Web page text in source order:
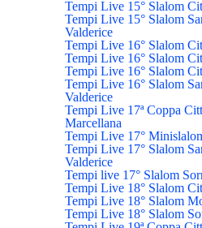
Tempi Live 15° Slalom
Tempi Live 15° Slalom
Valderice
Tempi Live 16° Slalom
Tempi Live 16° Slalom
Tempi Live 16° Slalom
Tempi Live 16° Slalom
Valderice
Tempi Live 17ª Coppa
Marcellana
Tempi Live 17°
Tempi Live 17° Slalom
Valderice
Tempi live 17° Slalom
Tempi Live 18° Slalom
Tempi Live 18° Slalom
Tempi Live 18° Slalom